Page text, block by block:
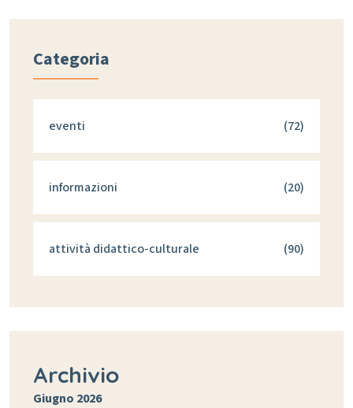
Categoria
eventi (72)
informazioni (20)
attività didattico-culturale (90)
Archivio
Giugno 2026